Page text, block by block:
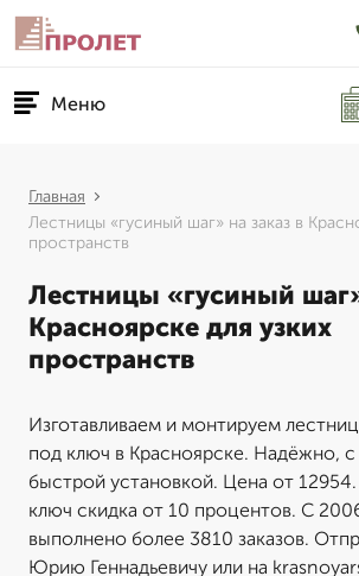
Меню
Главная
Лестницы «гусиный шаг» на заказ в
пространств
Лестницы «гусиный
Красноярске для узких
пространств
Изготавливаем и монтируем
под ключ в Красноярске. Надёжно, с
быстрой установкой. Цена от
ключ скидка от 10 процентов. С
выполнено более 3810 заказов.
Юрию Геннадьевичу или на